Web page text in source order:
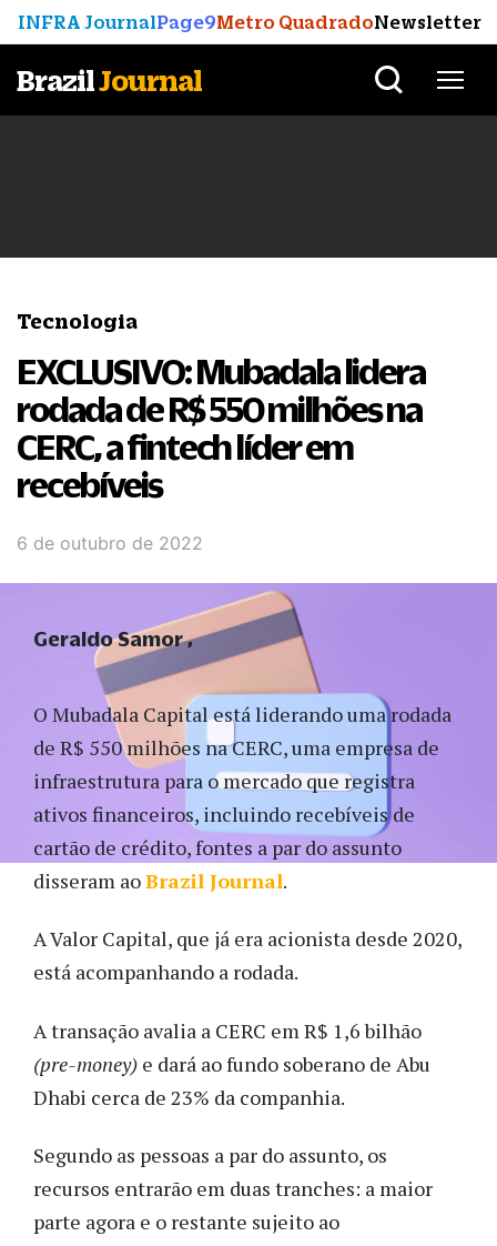
INFRA JournalPage9Metro QuadradoNewsletter
BrazilJournal
Tecnologia
EXCLUSIVO: Mubadala lidera
rodada de R$ 550 milhões na
CERC, a fintech líder em
recebíveis
6 de outubro de 2022
O Mubadala Capital está liderando uma rodada
de R$ 550 milhões na CERC, uma empresa de
infraestrutura para o mercado que registra
ativos financeiros, incluindo recebíveis de
cartão de crédito, fontes a par do assunto
disseram aoBrazil Journal.
A Valor Capital, que já era acionista desde 2020,
está acompanhando a rodada.
A transação avalia a CERC em R$ 1,6 bilhão
(pre-money) e dará ao fundo soberano de Abu
Dhabi cerca de 23% da companhia.
Segundo as pessoas a par do assunto, os
recursos entrarão em duas tranches: a maior
parte agora e o restante sujeito ao
Geraldo Samor